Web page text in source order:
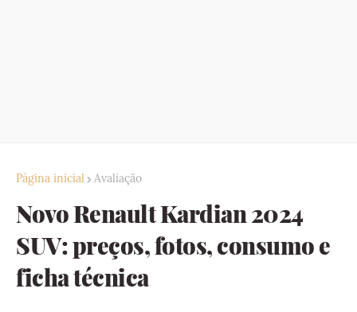
Página inicial Avaliação
Novo Renault Kardian 2024
SUV: preços, fotos, consumo e
ficha técnica